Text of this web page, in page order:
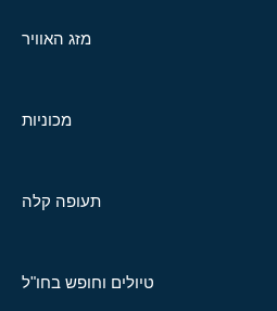
מזג האוויר
מכוניות
תעופה קלה
טיולים וחופש בחו"ל